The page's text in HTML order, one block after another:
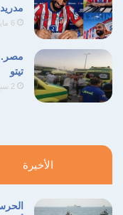
6 مايو، 2026
تيتو
2 سبتمبر، 2024
الأخيرة